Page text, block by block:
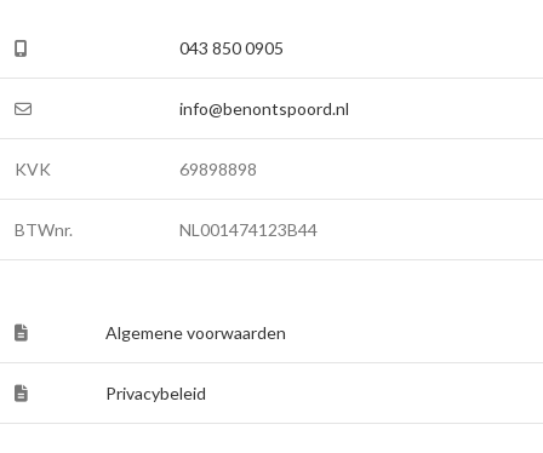
043 850 0905
info@benontspoord.nl
KVK 69898898
BTWnr. NL001474123B44
Algemene voorwaarden
Privacybeleid